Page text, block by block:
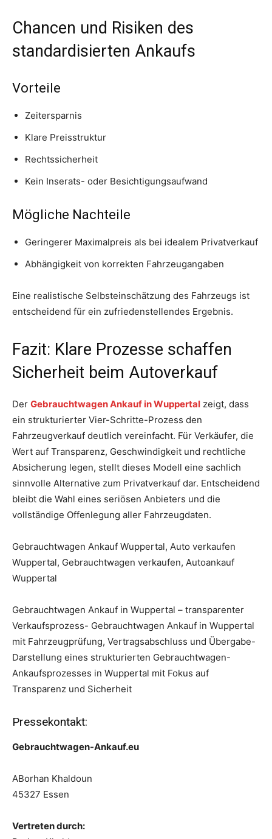
Chancen und Risiken des
standardisierten Ankaufs
Vorteile
Zeitersparnis
Klare Preisstruktur
Rechtssicherheit
Kein Inserats- oder Besichtigungsaufwand
Mögliche Nachteile
Geringerer Maximalpreis als bei idealem Privatverkauf
Abhängigkeit von korrekten Fahrzeugangaben
Eine realistische Selbsteinschätzung des Fahrzeugs ist
entscheidend für ein zufriedenstellendes Ergebnis.
Fazit: Klare Prozesse schaffen
Sicherheit beim Autoverkauf
Der Gebrauchtwagen Ankauf in Wuppertal zeigt, dass
ein strukturierter Vier-Schritte-Prozess den
Fahrzeugverkauf deutlich vereinfacht. Für Verkäufer, die
Wert auf Transparenz, Geschwindigkeit und rechtliche
Absicherung legen, stellt dieses Modell eine sachlich
sinnvolle Alternative zum Privatverkauf dar. Entscheidend
bleibt die Wahl eines seriösen Anbieters und die
vollständige Offenlegung aller Fahrzeugdaten.
Gebrauchtwagen Ankauf Wuppertal, Auto verkaufen
Wuppertal, Gebrauchtwagen verkaufen, Autoankauf
Wuppertal
Gebrauchtwagen Ankauf in Wuppertal – transparenter
Verkaufsprozess- Gebrauchtwagen Ankauf in Wuppertal
mit Fahrzeugprüfung, Vertragsabschluss und Übergabe-
Darstellung eines strukturierten Gebrauchtwagen-
Ankaufsprozesses in Wuppertal mit Fokus auf
Transparenz und Sicherheit
Pressekontakt:
Gebrauchtwagen-Ankauf.eu
ABorhan Khaldoun
45327 Essen
Vertreten durch: